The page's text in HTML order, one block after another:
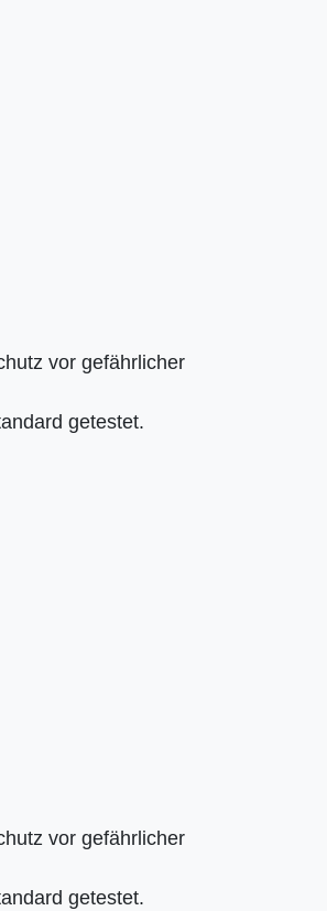
vor gefährlicher
getestet.
vor gefährlicher
getestet.